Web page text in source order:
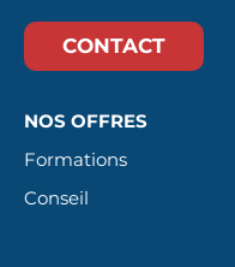
CONTACT
NOS OFFRES
Formations
Conseil